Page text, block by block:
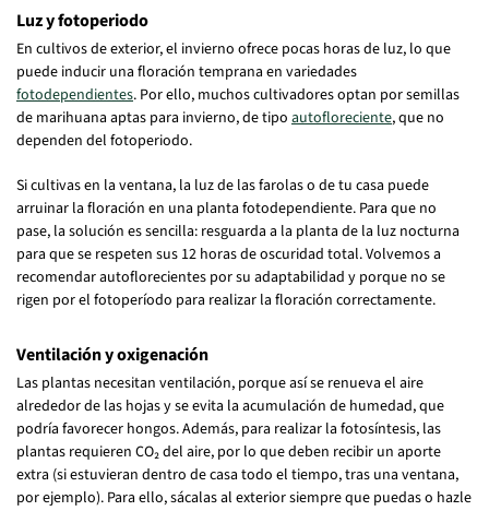
Luz y fotoperiodo
En cultivos de exterior, el invierno ofrece pocas horas de luz, lo que
puede inducir una floración temprana en variedades
fotodependientes. Por ello, muchos cultivadores optan por semillas
de marihuana aptas para invierno, de tipo autofloreciente, que no
dependen del fotoperiodo.
Si cultivas en la ventana, la luz de las farolas o de tu casa puede
arruinar la floración en una planta fotodependiente. Para que no
pase, la solución es sencilla: resguarda a la planta de la luz nocturna
para que se respeten sus 12 horas de oscuridad total. Volvemos a
recomendar autoflorecientes por su adaptabilidad y porque no se
rigen por el fotoperíodo para realizar la floración correctamente.
Ventilación y oxigenación
Las plantas necesitan ventilación, porque así se renueva el aire
alrededor de las hojas y se evita la acumulación de humedad, que
podría favorecer hongos. Además, para realizar la fotosíntesis, las
plantas requieren CO₂ del aire, por lo que deben recibir un aporte
extra (si estuvieran dentro de casa todo el tiempo, tras una ventana,
por ejemplo). Para ello, sácalas al exterior siempre que puedas o hazle